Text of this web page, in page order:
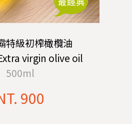
特級初榨橄欖油
virgin olive oil
500ml
900